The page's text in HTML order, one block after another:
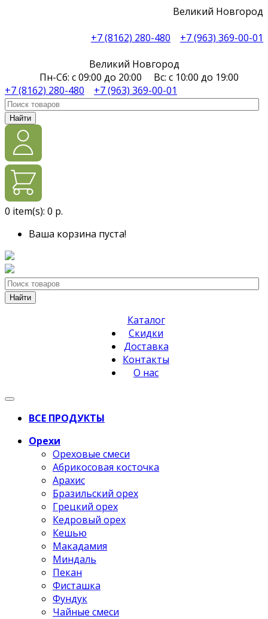
Великий Новгород
+7 (8162) 280-480
+7 (963) 369-00-01
Великий Новгород
Пн-Сб: с 09:00 до 20:00 Вс: с 10:00 до 19:00
+7 (8162) 280-480
+7 (963) 369-00-01
Найти
0 item(s): 0 р.
Ваша корзина пуста!
Найти
Каталог
Скидки
Доставка
Контакты
О нас
ВСЕ ПРОДУКТЫ
Орехи
Ореховые смеси
Абрикосовая косточка
Арахис
Бразильский орех
Грецкий орех
Кедровый орех
Кешью
Макадамия
Миндаль
Пекан
Фисташка
Фундук
Чайные смеси